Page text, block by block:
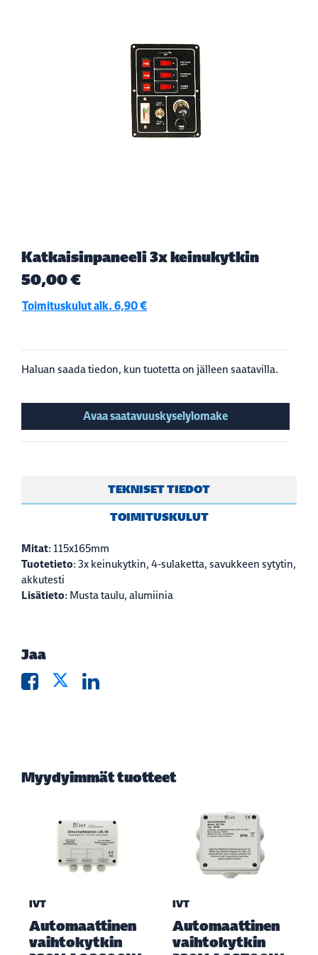
Katkaisinpaneeli 3x keinukytkin
50,00 €
Toimituskulut alk. 6,90 €
Haluan saada tiedon, kun tuotetta on jälleen saatavilla.
Avaa saatavuuskyselylomake
TEKNISET TIEDOT
TOIMITUSKULUT
Mitat: 115x165mm
Tuotetieto: 3x keinukytkin, 4-sulaketta, savukkeen sytytin,
akkutesti
Lisätieto: Musta taulu, alumiinia
Jaa
Myydyimmät tuotteet
IVT
Automaattinen
vaihtokytkin
IVT
Automaattinen
vaihtokytkin